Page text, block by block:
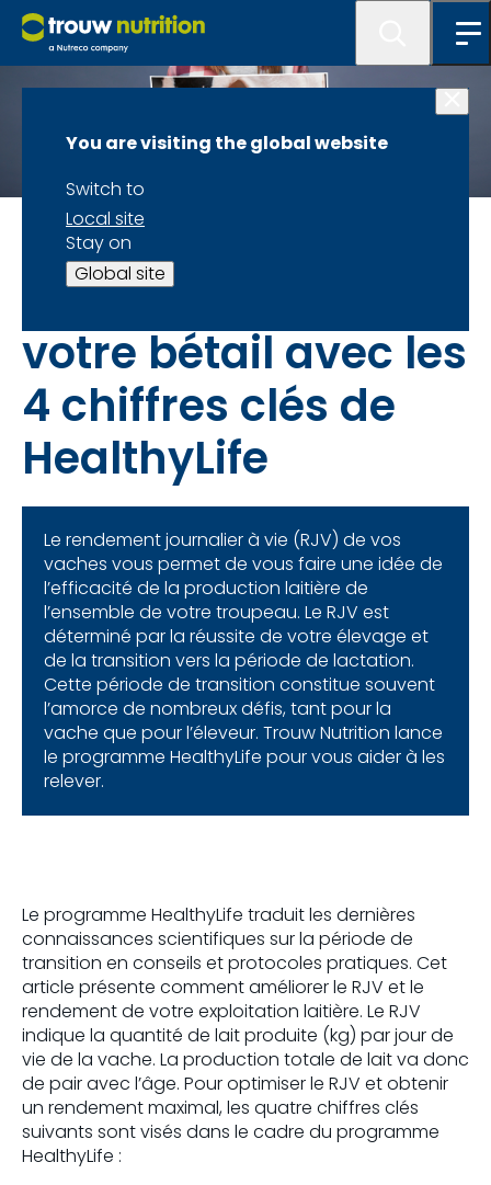
You are visiting the global website
Switch to
Local site
Stay on
Global site
L’importance d’un rendement journalier à vie élevé
Tirez le meilleur de
votre bétail avec les
4 chiffres clés de
HealthyLife
Le rendement journalier à vie (RJV) de vos
vaches vous permet de vous faire une idée de
l’efficacité de la production laitière de
l’ensemble de votre troupeau. Le RJV est
déterminé par la réussite de votre élevage et
de la transition vers la période de lactation.
Cette période de transition constitue souvent
l’amorce de nombreux défis, tant pour la
vache que pour l’éleveur. Trouw Nutrition lance
le programme HealthyLife pour vous aider à les
relever.
Le programme HealthyLife traduit les dernières
connaissances scientifiques sur la période de
transition en conseils et protocoles pratiques. Cet
article présente comment améliorer le RJV et le
rendement de votre exploitation laitière. Le RJV
indique la quantité de lait produite (kg) par jour de
vie de la vache. La production totale de lait va donc
de pair avec l’âge. Pour optimiser le RJV et obtenir
un rendement maximal, les quatre chiffres clés
suivants sont visés dans le cadre du programme
HealthyLife :